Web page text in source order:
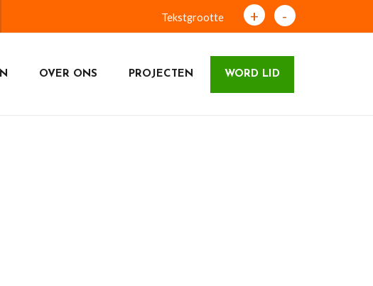
Tekstgrootte + -
OVER ONS PROJECTEN WORD LID